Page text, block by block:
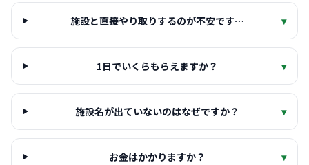
施設と直接やり取りするのが不安です… ▾
1日でいくらもらえますか？ ▾
施設名が出ていないのはなぜですか？ ▾
お金はかかりますか？ ▾